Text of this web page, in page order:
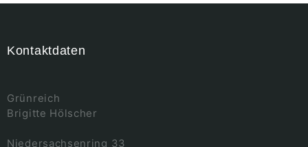
Kontaktdaten
Grünreich
Brigitte Hölscher
Niedersachsenring 33